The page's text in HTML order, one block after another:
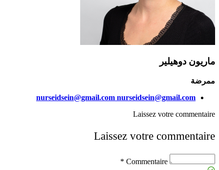
ماريون دوهيلير
ممرضة
nurseidsein@gmail.com nurseidsein@gmail.com
Laissez votre commentaire
Laissez votre commentaire
Commentaire *